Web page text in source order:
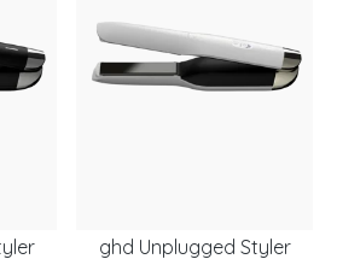
ghd Unplugged Styler